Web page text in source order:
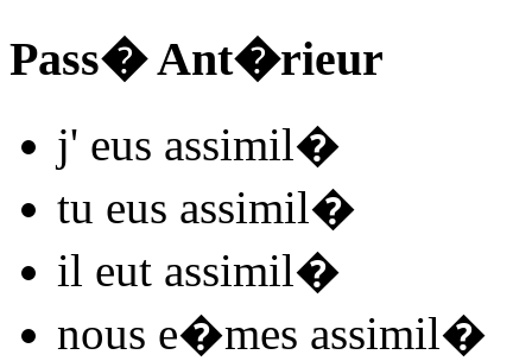
Pass� Ant�rieur
j' eus assimil�
tu eus assimil�
il eut assimil�
nous e�mes assimil�